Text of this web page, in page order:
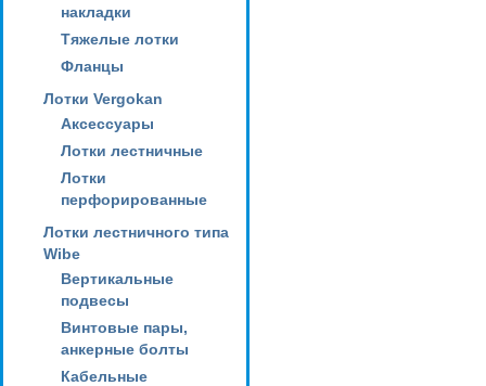
накладки
Тяжелые лотки
Фланцы
Лотки Vergokan
Аксессуары
Лотки лестничные
Лотки
перфорированные
Лотки лестничного типа
Wibe
Вертикальные
подвесы
Винтовые пары,
анкерные болты
Кабельные